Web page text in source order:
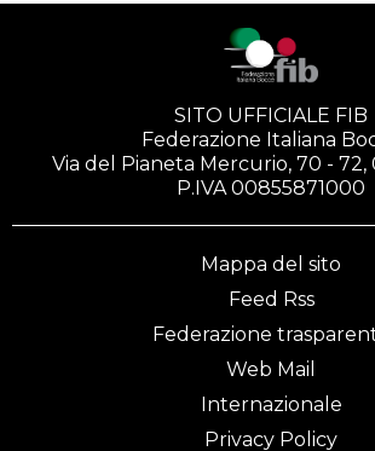
SITO UFFICIALE FIB
Federazione Italiana
Via del Pianeta Mercurio, 70 - 72,
P.IVA 00855871000
Mappa del sito
Feed Rss
Federazione
Web Mail
Internazionale
Privacy Policy